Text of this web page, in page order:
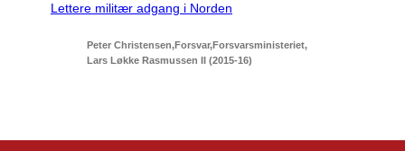
Lettere militær adgang i Norden
Peter Christensen Forsvar Forsvarsministeriet
Lars Løkke Rasmussen II (2015-16)